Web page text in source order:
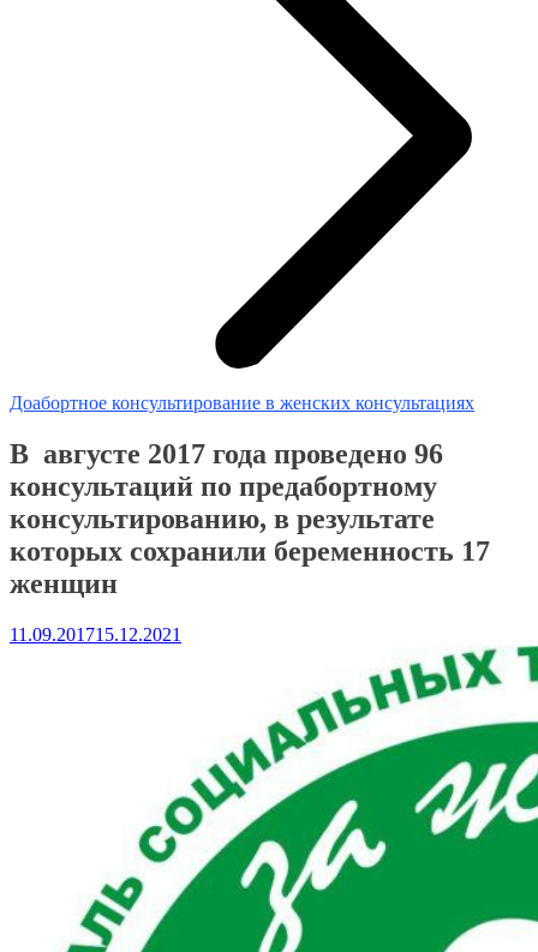
Доабортное консультирование в женских консультациях
В августе 2017 года проведено 96
консультаций по предабортному
консультированию, в результате
которых сохранили беременность 17
женщин
11.09.201715.12.2021